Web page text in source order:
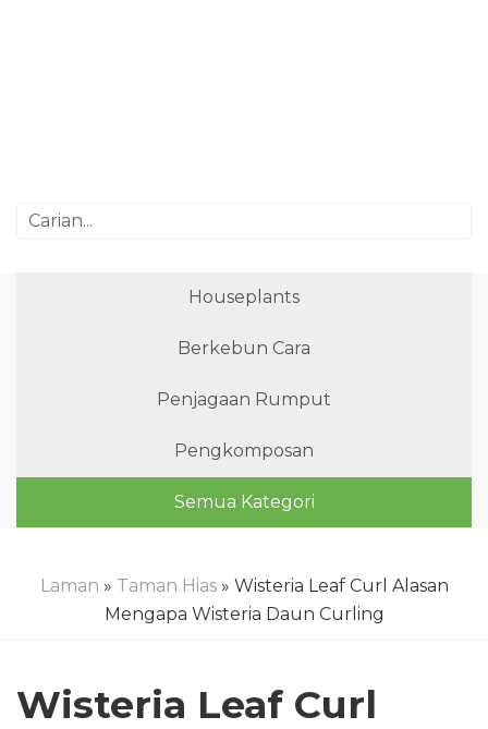
Houseplants
Berkebun Cara
Penjagaan Rumput
Pengkomposan
Semua Kategori
Laman » Taman Hias» Wisteria Leaf Curl Alasan
Mengapa Wisteria Daun Curling
Wisteria Leaf Curl